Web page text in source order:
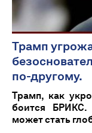
Трамп
по-другому.
Трамп, как
боится БРИКС.
может стать